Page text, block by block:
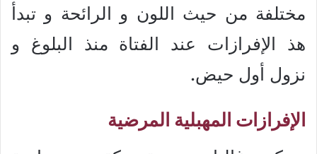
مختلفة من حيث اللون و الرائحة و تبدأ
هذ الإفرازات عند الفتاة منذ البلوغ و
نزول أول حيض.
الإفرازات المهبلية المرضية